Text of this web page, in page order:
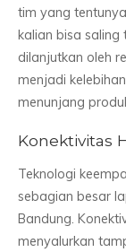
tim yang
kalian bisa
dilanjutkan oleh
menjadi
menunjang
Konektivitas
Teknologi
sebagian besar
Bandung.
menyalurkan